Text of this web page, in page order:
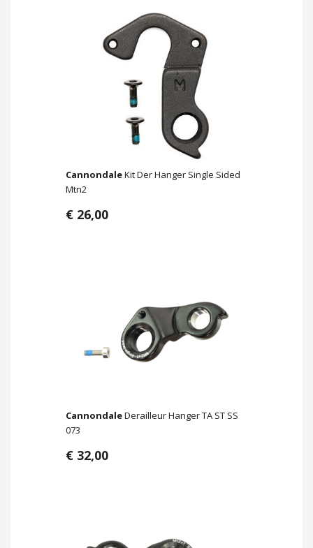
CannondaleKit Der Hanger Single Sided
Mtn2
€ 26,00
CannondaleDerailleur Hanger TA ST SS
073
€ 32,00